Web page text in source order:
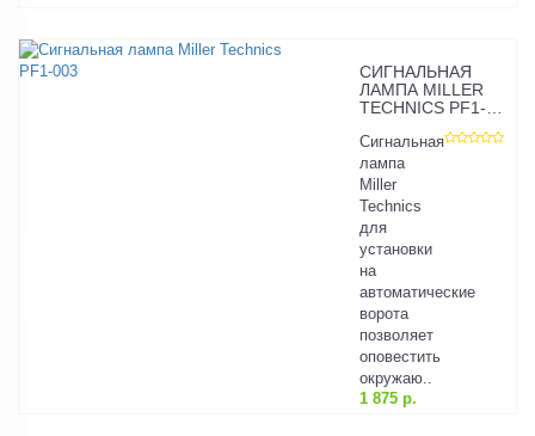
СИГНАЛЬНАЯ
ЛАМПА MILLER
TECHNICS PF1-
Сигнальная
лампа
Miller
Technics
для
установки
на
автоматические
ворота
позволяет
оповестить
окружаю..
1 875 р.